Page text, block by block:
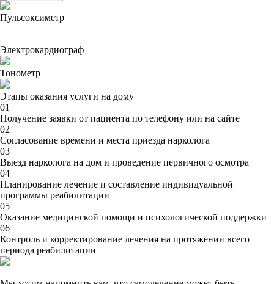
Пульсоксиметр
Электрокардиограф
Тонометр
Этапы оказания услуги на дому
01
Получение заявки от пациента по телефону или на сайте
02
Согласование времени и места приезда нарколога
03
Выезд нарколога на дом и проведение первичного осмотра
04
Планирование лечение и составление индивидуальной
программы реабилитации
05
Оказание медицинской помощи и психологической поддержки
06
Контроль и корректирование лечения на протяжении всего
периода реабилитации